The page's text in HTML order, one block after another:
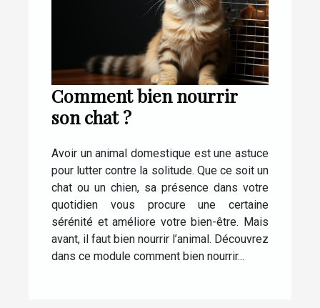
Comment bien nourrir
son chat ?
Avoir un animal domestique est une astuce
pour lutter contre la solitude. Que ce soit un
chat ou un chien, sa présence dans votre
quotidien vous procure une certaine
sérénité et améliore votre bien-être. Mais
avant, il faut bien nourrir l’animal. Découvrez
dans ce module comment bien nourrir...